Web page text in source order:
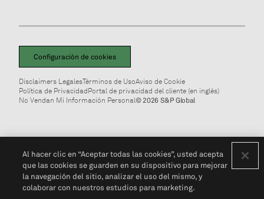
Configuración de cookies
Disclaimers LegalesTérminos de UsoAviso de Cookie
Política de PrivacidadPortal de privacidad del cliente (en inglés)
No Vendan Mi Información Personal© 2026 S&P Global
Al hacer clic en “Aceptar todas las cookies”, usted acepta
que las cookies se guarden en su dispositivo para mejorar
la navegación del sitio, analizar el uso del mismo, y
colaborar con nuestros estudios para marketing.